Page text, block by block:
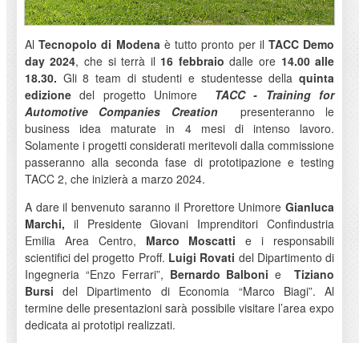
AlTecnopolo di Modena è tutto pronto per il TACC Demo
day 2024, che si terrà il 16 febbraiodalle ore 14.00 alle
18.30. Gli 8 team di studenti e studentesse dellaquinta
edizionedel progetto Unimore
TACC - Training for
Automotive Companies Creation
presenteranno le
business idea maturate in 4 mesi di intenso lavoro.
Solamente i progetti considerati meritevoli dalla commissione
passeranno alla seconda fase di prototipazione e testing
TACC 2, che inizierà a marzo 2024.
A dare il benvenuto saranno il Prorettore UnimoreGianluca
Marchi, il Presidente Giovani Imprenditori Confindustria
Emilia Area Centro, Marco Moscatti e i responsabili
scientifici del progetto Proff. Luigi Rovati del Dipartimento di
Ingegneria “Enzo Ferrari”, Bernardo Balboni eTiziano
Bursi del Dipartimento di Economia “Marco Biagi”. Al
termine delle presentazioni sarà possibile visitare l’area expo
dedicata ai prototipi realizzati.